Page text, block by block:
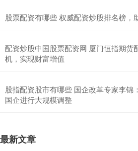
股票配资有哪些 权威配资炒股排名榜，
配资炒股中国股票配资网 厦门恒指期货
机，实现财富增值
股指配资股市有哪些 国企改革专家李锦
国企进行大规模调整
最新文章